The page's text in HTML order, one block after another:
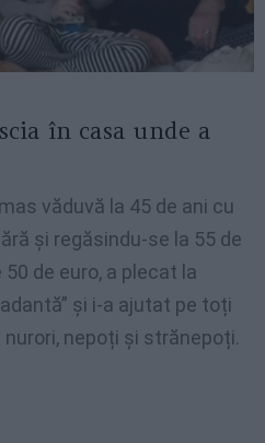
în casa unde a
văduvă la 45 de ani cu
și regăsindu-se la 55 de
de euro, a plecat la
și i-a ajutat pe toți
nepoți și strănepoți.